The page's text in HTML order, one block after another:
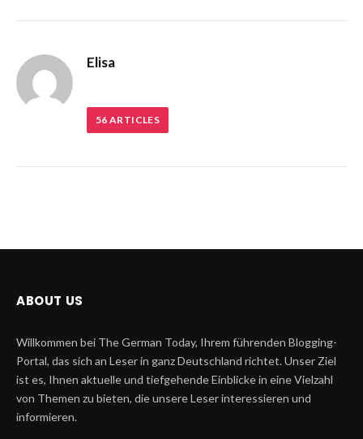
Elisa
56 ARTICLES
ABOUT US
Willkommen bei The German Today, Ihrem führenden Blogging-
Portal, das sich an Leser in ganz Deutschland richtet. Unser Ziel
ist es, Ihnen aktuelle und tiefgehende Einblicke in eine Vielzahl
von Themen zu bieten, die unsere Leser interessieren und
informieren.